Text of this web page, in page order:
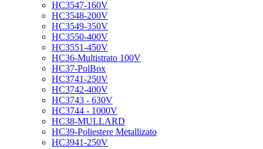
HC3547-160V
HC3548-200V
HC3549-350V
HC3550-400V
HC3551-450V
HC36-Multistrato 100V
HC37-PolBox
HC3741-250V
HC3742-400V
HC3743 - 630V
HC3744 - 1000V
HC38-MULLARD
HC39-Poliestere Metallizato
HC3941-250V